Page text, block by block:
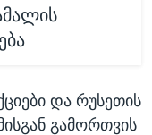
და რუსეთის
გამორთვის